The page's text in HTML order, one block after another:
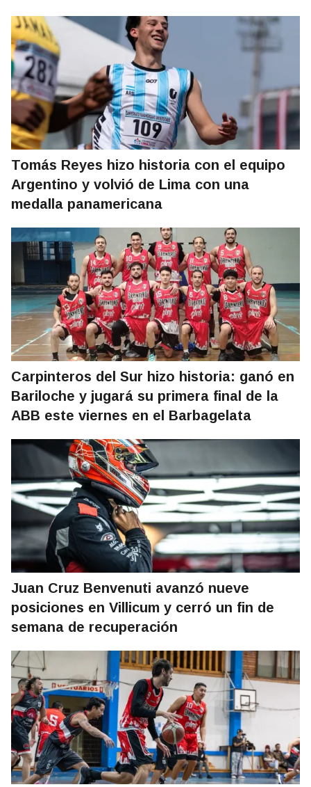
Tomás Reyes hizo historia con el equipo
Argentino y volvió de Lima con una
medalla panamericana
Carpinteros del Sur hizo historia: ganó en
Bariloche y jugará su primera final de la
ABB este viernes en el Barbagelata
Juan Cruz Benvenuti avanzó nueve
posiciones en Villicum y cerró un fin de
semana de recuperación